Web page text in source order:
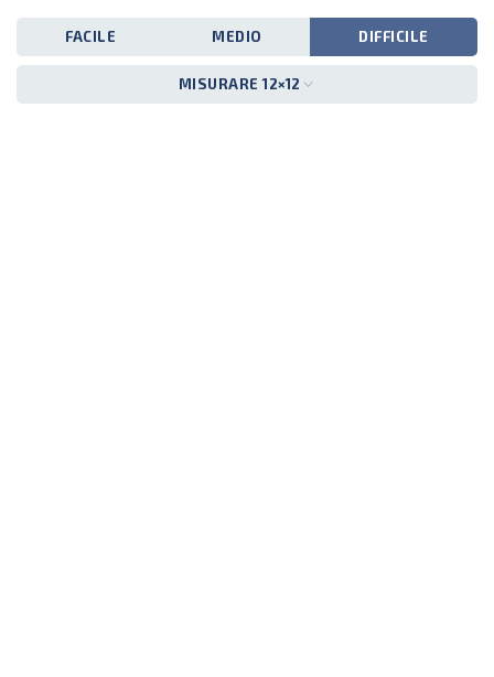
FACILE MEDIO DIFFICILE
MISURARE 12×12